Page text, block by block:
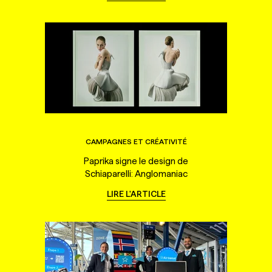
CAMPAGNES ET CRÉATIVITÉ
Paprika signe le design de
Schiaparelli: Anglomaniac
LIRE L'ARTICLE